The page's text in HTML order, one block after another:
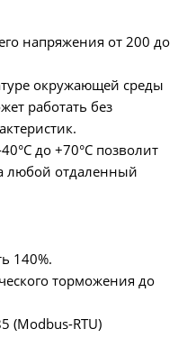
напряжения от 200 до
окружающей среды
работать без
до +70°C позволит
любой отдаленный
140%.
торможения до
(Modbus-RTU)